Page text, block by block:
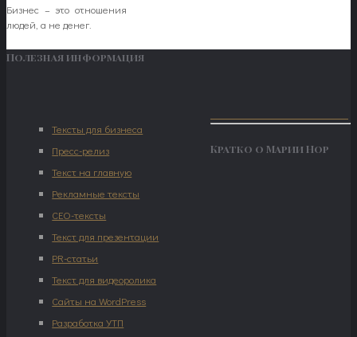
Бизнес – это отношения
людей, а не денег.
Полезная информация
Тексты для бизнеса
Пресс-релиз
Текст на главную
Рекламные тексты
СЕО-тексты
Текст для презентации
PR-статьи
Текст для видеоролика
Сайты на WordPress
Разработка УТП
Кратко о Марии Нор